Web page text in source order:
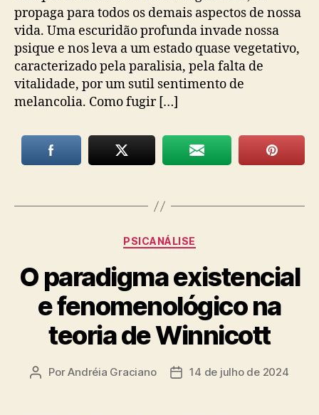
propaga para todos os demais aspectos de nossa
vida. Uma escuridão profunda invade nossa
psique e nos leva a um estado quase vegetativo,
caracterizado pela paralisia, pela falta de
vitalidade, por um sutil sentimento de
melancolia. Como fugir […]
Categorias
PSICANÁLISE
O paradigma existencial
e fenomenológico na
teoria de Winnicott
Autor
PorAndréia Graciano
Data14 de julho de 2024